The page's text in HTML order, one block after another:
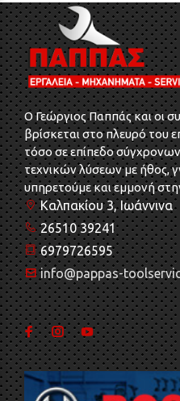
O Γεώργιος Παππάς και οι
βρίσκεται στο πλευρό του
τόσο σε επίπεδο
τεχνικών λύσεων με ήθος,
υπηρετούμε και εμμονή
Καλπακίου 3, Ιωάννινα
26510 39241
6979726595
info@pappas-